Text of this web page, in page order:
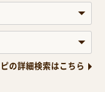
の詳細検索はこちら